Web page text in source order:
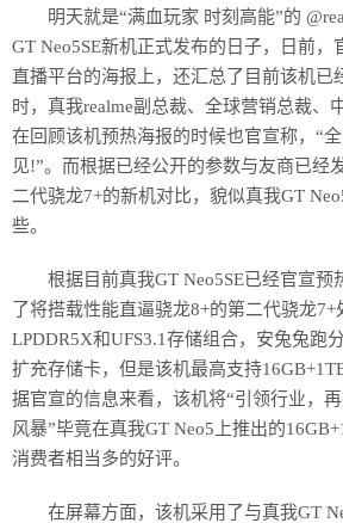
明天就是“满血玩家 时刻高能”的
GT Neo5SE新机正式发布的日子，日前，
直播平台的海报上，还汇总了目前该机已
时，真我realme副总裁、全球营销总裁、
在回顾该机预热海报的时候也官宣称，“
见!”。而根据已经公开的参数与友商已经
二代骁龙7+的新机对比，貌似真我GT
些。
根据目前真我GT Neo5SE已经官宣
了将搭载性能直逼骁龙8+的第二代骁龙
LPDDR5X和UFS3.1存储组合，安兔兔跑
扩充存储卡，但是该机最高支持
据官宣的信息来看，该机将“引领行业，
风暴”毕竟在真我GT Neo5上推出的
消费者相当多的好评。
在屏幕方面，该机采用了与真我GT